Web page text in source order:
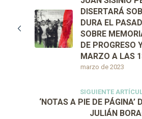
marzo de 2023
DISERTARÁ
DURA EL
SOBRE
DE PROGRESO
MARZO A LAS
SIGUIENTE
‘NOTAS A PIE DE PÁGINA’
JULIÁN